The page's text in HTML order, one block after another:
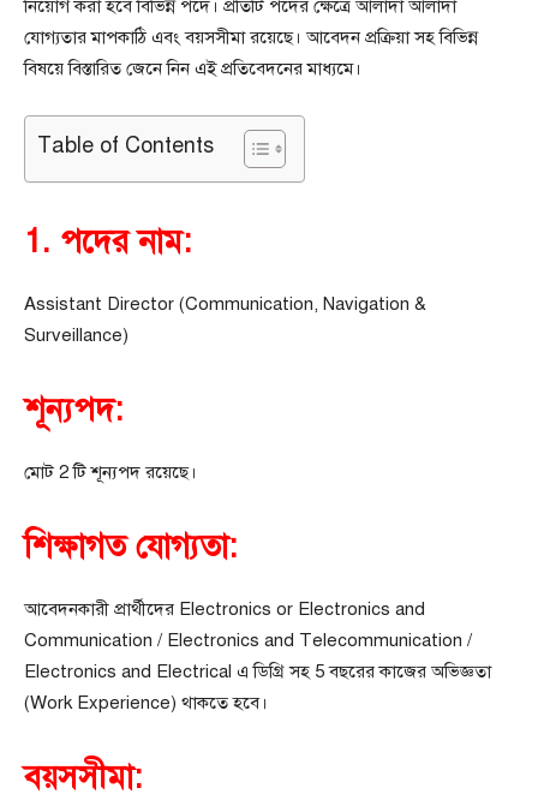
নিয়োগ করা হবে বিভিন্ন পদে। প্রতিটি পদের ক্ষেত্রে আলাদা আলাদা
যোগ্যতার মাপকাঠি এবং বয়সসীমা রয়েছে। আবেদন প্রক্রিয়া সহ বিভিন্ন
বিষয়ে বিস্তারিত জেনে নিন এই প্রতিবেদনের মাধ্যমে।
Table of Contents
1. পদের নাম:
Assistant Director (Communication, Navigation &
Surveillance)
শূন্যপদ:
মোট 2 টি শূন্যপদ রয়েছে।
শিক্ষাগত যোগ্যতা:
আবেদনকারী প্রার্থীদের Electronics or Electronics and
Communication / Electronics and Telecommunication /
Electronics and Electrical এ ডিগ্রি সহ 5 বছরের কাজের অভিজ্ঞতা
(Work Experience) থাকতে হবে।
বয়সসীমা: